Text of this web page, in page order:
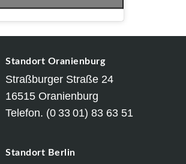
Standort Oranienburg
Straßburger Straße 24
16515 Oranienburg
Telefon. (0 33 01) 83 63 51
Standort Berlin